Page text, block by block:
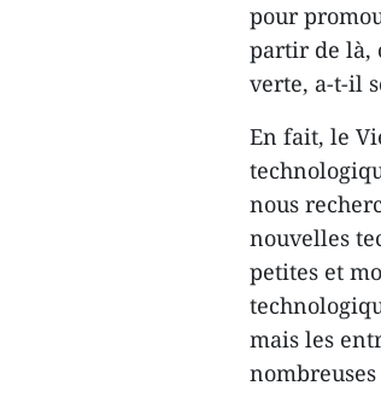
pour
partir de là,
verte, a-t-il
En fait, le
nous
nouvelles
petites et
mais les